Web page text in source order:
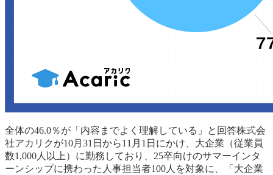
全体の46.0％が「内容までよく理解している」と回答株式会
社アカリクが10月31日から11月1日にかけ、大企業（従業員
数1,000人以上）に勤務しており、25卒向けのサマーインタ
ーンシップに携わった人事担当者100人を対象に、「大企業